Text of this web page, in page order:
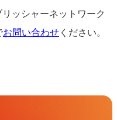
リッシャーネットワーク
お問い合わせ ください。
わせ